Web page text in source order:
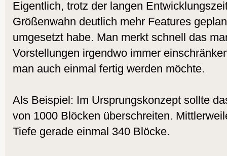
Eigentlich, trotz der langen
Größenwahn deutlich mehr Features
umgesetzt habe. Man merkt schnell das
Vorstellungen irgendwo immer
man auch einmal fertig werden möchte.
Als Beispiel: Im Ursprungskonzept sollte
von 1000 Blöcken überschreiten.
Tiefe gerade einmal 340 Blöcke.